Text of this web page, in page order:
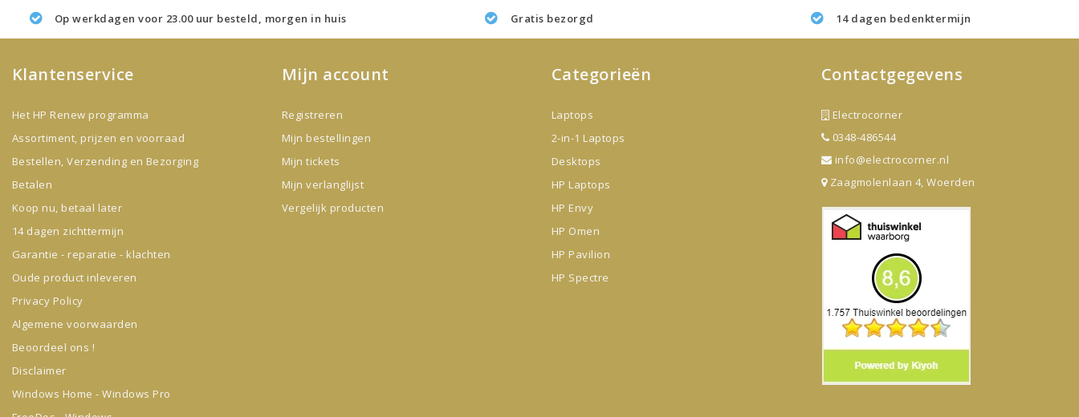
Op werkdagen voor 23.00 uur besteld, morgen in huis Gratis bezorgd 14 dagen bedenktermijn
Klantenservice
Het HP Renew programma
Assortiment, prijzen en voorraad
Bestellen, Verzending en Bezorging
Betalen
Koop nu, betaal later
14 dagen zichttermijn
Garantie - reparatie - klachten
Oude product inleveren
Privacy Policy
Algemene voorwaarden
Beoordeel ons !
Disclaimer
Windows Home - Windows Pro
Mijn account
Registreren
Mijn bestellingen
Mijn tickets
Mijn verlanglijst
Vergelijk producten
Categorieën
Laptops
2-in-1 Laptops
Desktops
HP Laptops
HP Envy
HP Omen
HP Pavilion
HP Spectre
Contactgegevens
Electrocorner
0348-486544
info@electrocorner.nl
Zaagmolenlaan 4, Woerden